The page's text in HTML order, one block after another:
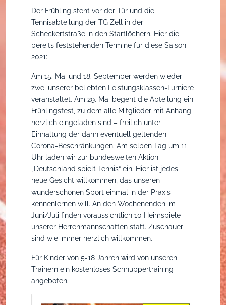
Fit for fun
Pilates
Rückenschule
Seniorengymnastik
Tanz mit bleib fit
Yoga
Elferrat
Rote Garde
Blaue Garde
Grüne Garde
Showtanz
Männerballett
Ehrensenatoren
Sponsoren
Tennis
Funktionäre
Trainingsangebote
Mannschaften
Anlage / Anfahrt
Mitglied werden
Platzreservierung
Turnen
Home
Familienturnen mit
Kleinkinderturnen
Yoga für Kinder
Mädchen Turnen
Jungen Turnen
Fitness + Turnen
Leistungsgruppe
Volleyball
Mitglied werden
Der Frühling steht vor der Tür und die
Tennisabteilung der TG Zell in der
Scheckertstraße in den Startlöchern. Hier die
bereits feststehenden Termine für diese Saison
2021:
Am 15. Mai und 18. September werden wieder
zwei unserer beliebten Leistungsklassen-Turniere
veranstaltet. Am 29. Mai begeht die Abteilung ein
Frühlingsfest, zu dem alle Mitglieder mit Anhang
herzlich eingeladen sind – freilich unter
Einhaltung der dann eventuell geltenden
Corona-Beschränkungen. Am selben Tag um 11
Uhr laden wir zur bundesweiten Aktion
„Deutschland spielt Tennis“ ein. Hier ist jedes
neue Gesicht willkommen, das unseren
wunderschönen Sport einmal in der Praxis
kennenlernen will. An den Wochenenden im
Juni/Juli finden voraussichtlich 10 Heimspiele
unserer Herrenmannschaften statt. Zuschauer
sind wie immer herzlich willkommen.
Für Kinder von 5-18 Jahren wird von unseren
Trainern ein kostenloses Schnuppertraining
angeboten.